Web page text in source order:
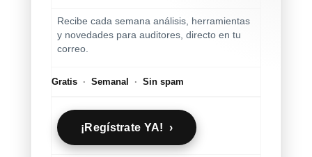
Recibe cada semana análisis, herramientas
y novedades para auditores, directo en tu
correo.
Gratis · Semanal · Sin spam
¡Regístrate YA! ›